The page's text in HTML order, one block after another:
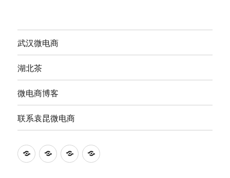
武汉微电商
湖北茶
微电商博客
联系袁昆微电商
武
袁
联
袁